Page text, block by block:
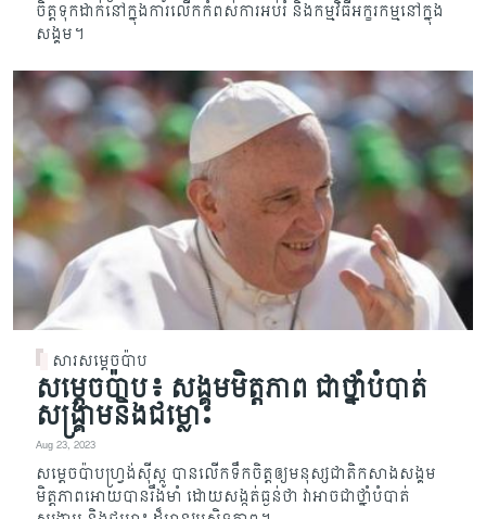
ចិត្តទុកដាក់នៅក្នុងការលើកកំពស់កា​រអប់រំ និងកម្មវិធីអក្ខរកម្មនៅក្នុង
សង្គម។
សារសម្តេចប៉ាប
សម្តេចប៉ាប៖ សង្គមមិត្តភាព ជាថ្នាំបំបាត់
សង្រ្គាមនិងជម្លោះ
Aug 23, 2023
សម្តេចប៉ាបហ្រ្វង់ស៊ីស្កូ បានលើកទឹកចិត្តឲ្យមនុស្សជាតិកសាងសង្គម
មិត្តភាពអោយបានរឹងមាំ ដោយស​ង្កត់ធ្ងន់ថា វាអាចជាថ្នាំបំបាត់